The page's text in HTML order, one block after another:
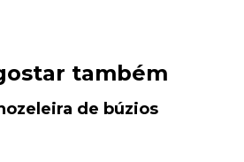
também
de búzios